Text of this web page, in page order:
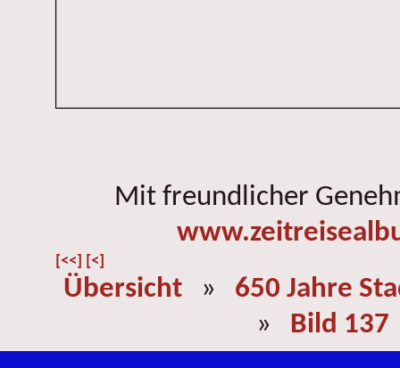
Mit freundlicher
[<<] [<]
Übersicht » 650 Jahre
» Bild 137